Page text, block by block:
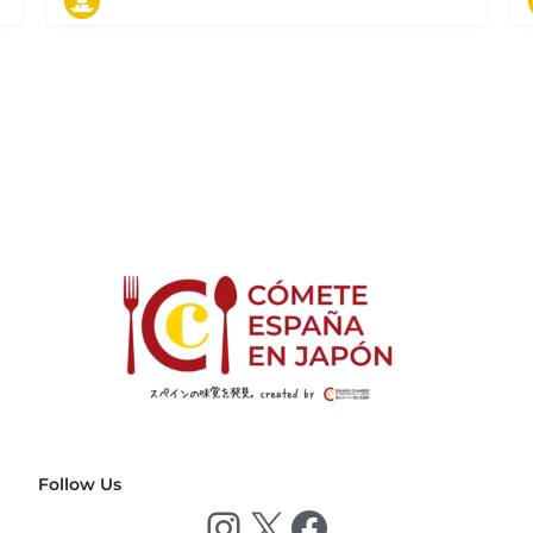
ジョ デ エスパーニャ 丸の内店
東京都千代田区丸の内3丁目1-1 国際ビルB1F
Follow Us